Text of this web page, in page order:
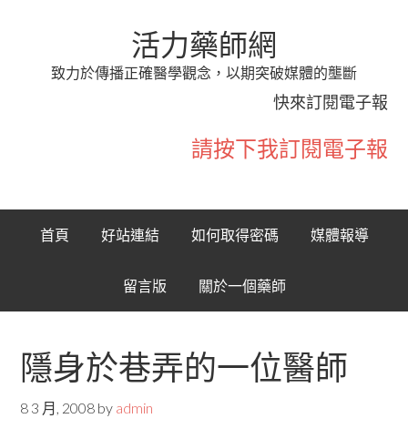
活力藥師網
致力於傳播正確醫學觀念，以期突破媒體的壟斷
快來訂閱電子報
請按下我訂閱電子報
首頁 好站連結 如何取得密碼 媒體報導
留言版 關於一個藥師
隱身於巷弄的一位醫師
8 3 月, 2008 by admin